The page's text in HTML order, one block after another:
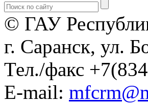
© ГАУ
г. Саранск, ул.
Тел./факс
E-mail: